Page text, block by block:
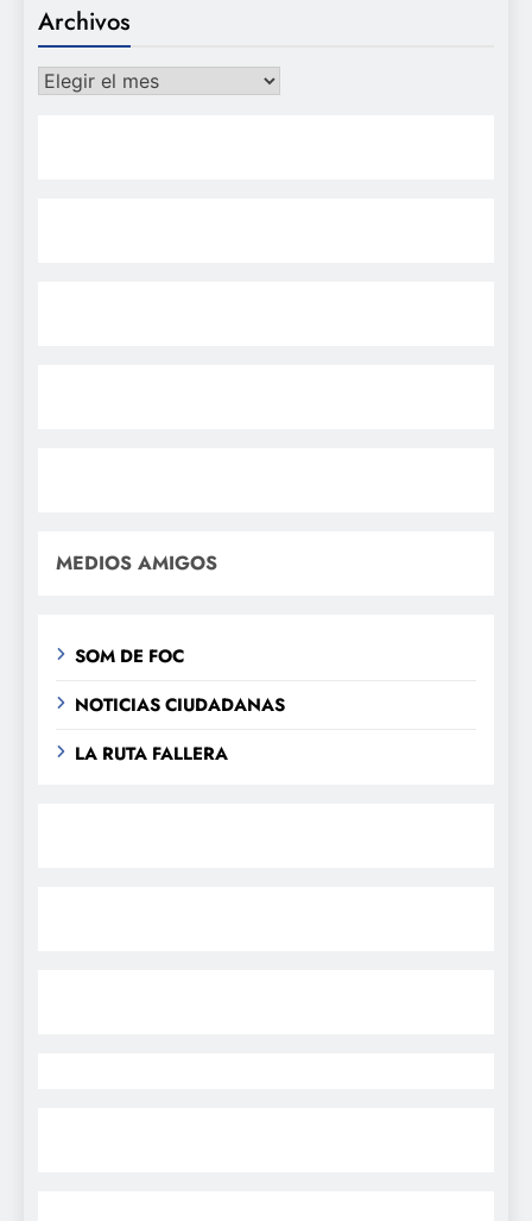
Archivos
Archivos
MEDIOS AMIGOS
SOM DE FOC
NOTICIAS CIUDADANAS
LA RUTA FALLERA